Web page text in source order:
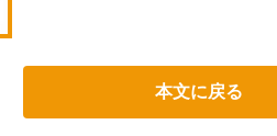
本文に戻る